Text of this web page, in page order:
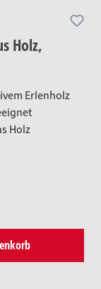
Holz,
Erlenholz
Holz
den